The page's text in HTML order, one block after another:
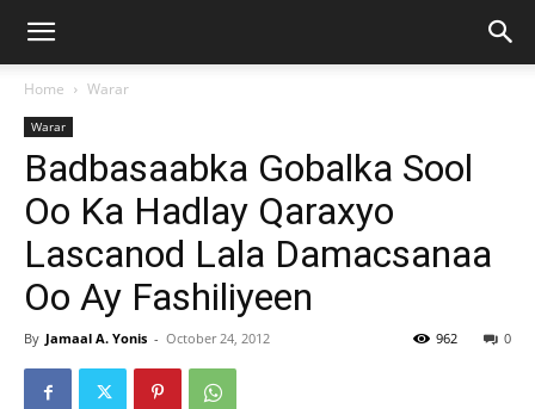
Home Warar
Warar
Badbasaabka Gobalka Sool
Oo Ka Hadlay Qaraxyo
Lascanod Lala Damacsanaa
Oo Ay Fashiliyeen
By Jamaal A. Yonis - October 24, 2012 0
962